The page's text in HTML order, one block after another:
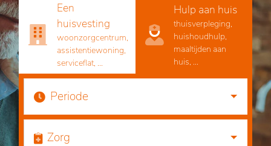
Een
huisvesting
woonzorgcentrum,
assistentiewoning,
serviceflat, ...
Hulp aan huis
thuisverpleging,
huishoudhulp,
maaltijden aan
huis, ...
Periode
Zorg